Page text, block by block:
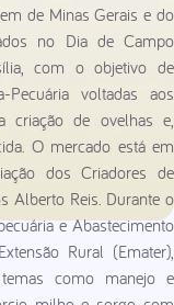
de Minas Gerais e do
no Dia de Campo
com o objetivo de
voltadas aos
criação de ovelhas e,
O mercado está em
dos Criadores de
Alberto Reis. Durante o
e Abastecimento
Rural (Emater),
como manejo e